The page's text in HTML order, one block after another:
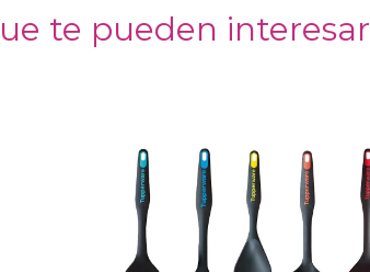
te pueden interesar